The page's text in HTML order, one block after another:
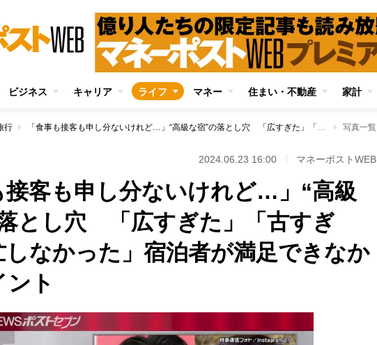
ビジネス キャリア ライフ マネー 住まい・不動産 家計
行 「食事も接客も申し分ないけれど…」“高級な宿”の落とし穴 「広すぎた」「古すぎた」「忙しなかった」宿泊者が満足できなかったポイント 写真一覧
2024.06.23 16:00 マネーポストWEB
接客も申し分ないけれど…」“高級
とし穴 「広すぎた」「古すぎ
しなかった」宿泊者が満足できなか
ント